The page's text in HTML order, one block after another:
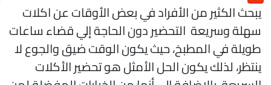
الكثير من الأفراد في بعض الأوقات عن اكلات
وسريعة التحضير دون الحاجة إلي قضاء ساعات
في المطبخ، حيث يكون الوقت ضيق والجوع لا
لذلك يكون الحل الأمثل هو تحضير الأكلات